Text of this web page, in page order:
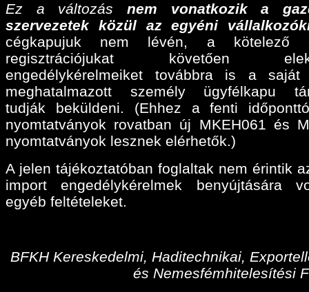
Ez a változás nem vonatkozik a
szervezetek közül az egyéni
cégkapujuk nem lévén, a kötelező
regisztrációjukat követően
engedélykérelmeiket továbbra is a
meghatalmazott személy ügyfélkapu
tudják beküldeni. (Ehhez a fenti
nyomtatványok rovatban új MKEH061 és
nyomtatványok lesznek elérhetők.)
A jelen tájékoztatóban foglaltak nem érintik
import engedélykérelmek benyújtására
egyéb feltételeket.
BFKH Kereskedelmi, Haditechnikai,
és Nemesfémhitelesítési